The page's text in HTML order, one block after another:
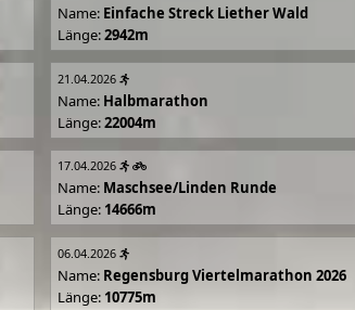
Name: Einfache Streck Liether Wald
Länge:2942m
21.04.2026
Name: Halbmarathon
Länge:22004m
17.04.2026
Name: Maschsee/Linden Runde
Länge: 14666m
06.04.2026
Name: Regensburg Viertelmarathon 2026
Länge: 10775m